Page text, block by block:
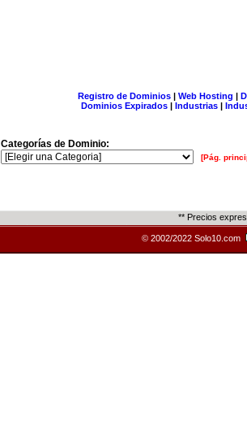
Registro de Dominios| Web Hosting |
Dominios Expirados | Industrias |
Categorías de Dominio:
[Pág.
** Precios
© 2002/2022 Solo10.com